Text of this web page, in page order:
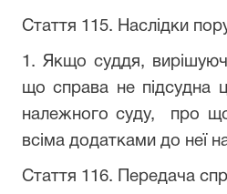
Стаття 115. Наслідки
1. Якщо суддя,
що справа не підсудна
належного суду, про
всіма додатками до неї
Стаття 116. Передача